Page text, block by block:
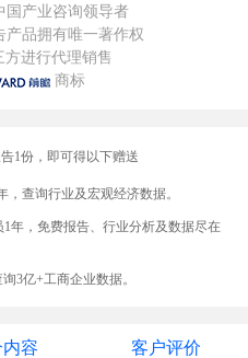
产业咨询领导者
产品拥有唯一著作权
行代理销售
商标
1份，即可得以下赠送
，查询行业及宏观经济数据。
年，免费报告、行业分析及数据尽在
3亿+工商企业数据。
容 客户评价